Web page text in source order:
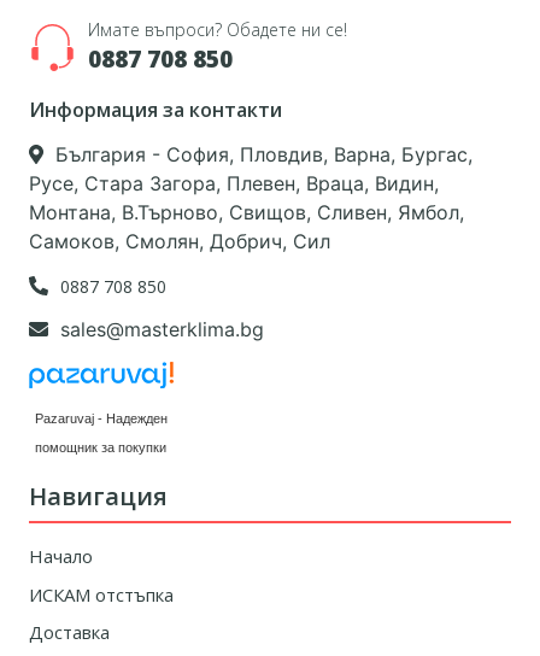
Имате въпроси? Обадете ни се!
0887 708 850
Информация за контакти
България - София, Пловдив, Варна, Бургас,
Русе, Стара Загора, Плевен, Враца, Видин,
Монтана, В.Търново, Свищов, Сливен, Ямбол,
Самоков, Смолян, Добрич, Сил
0887 708 850
sales@masterklima.bg
Pazaruvaj - Надежден
помощник за покупки
Навигация
Начало
ИСКАМ отстъпка
Доставка